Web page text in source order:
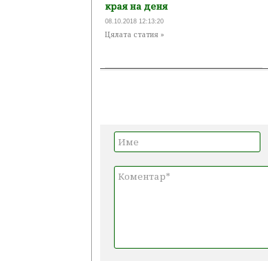
края на деня
08.10.2018 12:13:20
Цялата статия »